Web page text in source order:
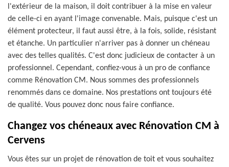
l'extérieur de la maison, il doit contribuer à la mise en valeur
de celle-ci en ayant l'image convenable. Mais, puisque c'est un
élément protecteur, il faut aussi être, à la fois, solide, résistant
et étanche. Un particulier n'arriver pas à donner un chéneau
avec des telles qualités. C'est donc judicieux de contacter à un
professionnel. Cependant, confiez-vous à un pro de confiance
comme Rénovation CM. Nous sommes des professionnels
renommés dans ce domaine. Nos prestations ont toujours été
de qualité. Vous pouvez donc nous faire confiance.
Changez vos chéneaux avec Rénovation CM à
Cervens
Vous êtes sur un projet de rénovation de toit et vous souhaitez